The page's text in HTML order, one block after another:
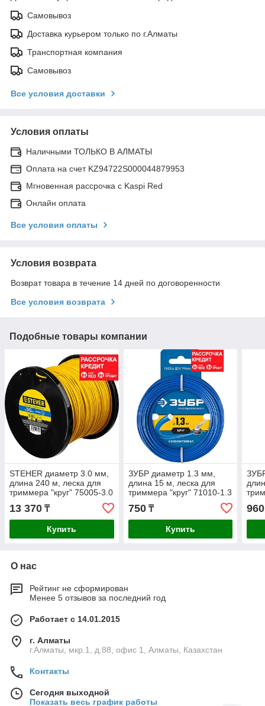
Самовывоз
Доставка курьером только по г.Алматы
Транспортная компания
Самовывоз
Все условия доставки
Условия оплаты
Наличными ТОЛЬКО В АЛМАТЫ
Оплата на счет KZ94722S000044879953
Мгновенная рассрочка с Kaspi Red
Онлайн оплата
Все условия оплаты
Условия возврата
Возврат товара в течение 14 дней по договоренности
Все условия возврата
Подобные товары компании
STEHER диаметр 3.0 мм,
длина 240 м, леска для
триммера "круг" 75005-3.0
13 370 ₸
Купить
ЗУБР диаметр 1.3 мм,
длина 15 м, леска для
триммера "круг" 71010-1.3
750₸
Купить
960
О нас
Рейтинг не сформирован
Менее 5 отзывов за последний год
Работает с 14.01.2015
г. Алматы
г.Алматы, мкр.1, д.88, офис 1, Алматы, Казахстан
Контакты
Сегодня выходной
Показать весь график работы